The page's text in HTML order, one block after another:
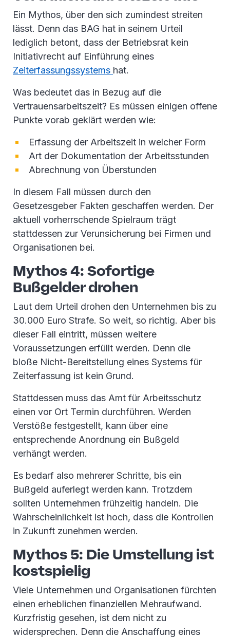
Ein Mythos, über den sich zumindest streiten
lässt. Denn das BAG hat in seinem Urteil
lediglich betont, dass der Betriebsrat kein
Initiativrecht auf Einführung eines
Zeiterfassungssystems hat.
Was bedeutet das in Bezug auf die
Vertrauensarbeitszeit? Es müssen einigen offene
Punkte vorab geklärt werden wie:
Erfassung der Arbeitszeit in welcher Form
Art der Dokumentation der Arbeitsstunden
Abrechnung von Überstunden
In diesem Fall müssen durch den
Gesetzesgeber Fakten geschaffen werden. Der
aktuell vorherrschende Spielraum trägt
stattdessen zur Verunsicherung bei Firmen und
Organisationen bei.
Mythos 4: Sofortige
Bußgelder drohen
Laut dem Urteil drohen den Unternehmen bis zu
30.000 Euro Strafe. So weit, so richtig. Aber bis
dieser Fall eintritt, müssen weitere
Voraussetzungen erfüllt werden. Denn die
bloße Nicht-Bereitstellung eines Systems für
Zeiterfassung ist kein Grund.
Stattdessen muss das Amt für Arbeitsschutz
einen vor Ort Termin durchführen. Werden
Verstöße festgestellt, kann über eine
entsprechende Anordnung ein Bußgeld
verhängt werden.
Es bedarf also mehrerer Schritte, bis ein
Bußgeld auferlegt werden kann. Trotzdem
sollten Unternehmen frühzeitig handeln. Die
Wahrscheinlichkeit ist hoch, dass die Kontrollen
in Zukunft zunehmen werden.
Mythos 5: Die Umstellung ist
kostspielig
Viele Unternehmen und Organisationen fürchten
einen erheblichen finanziellen Mehraufwand.
Kurzfristig gesehen, ist dem nicht zu
widersprechen. Denn die Anschaffung eines